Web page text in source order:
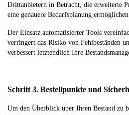
Drittanbietern in Betracht, die erweiterte
eine genauere Bedarfsplanung ermöglichen.
Der Einsatz automatisierter Tools
verringert das Risiko von Fehlbeständen
verbessert letztendlich Ihre
Schritt 3. Bestellpunkte und
Um den Überblick über Ihren Bestand zu